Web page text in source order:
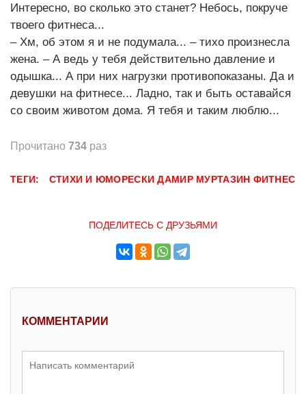
Интересно, во сколько это станет? Небось, покруче
твоего фитнеса...
– Хм, об этом я и не подумала... – тихо произнесла
жена. – А ведь у тебя действительно давление и
одышка... А при них нагрузки противопоказаны. Да и
девушки на фитнесе... Ладно, так и быть оставайся
со своим животом дома. Я тебя и таким люблю...
Прочитано 734 раз
ТЕГИ: СТИХИ И ЮМОРЕСКИ ДАМИР МУРТАЗИН ФИТНЕС
ПОДЕЛИТЕСЬ С ДРУЗЬЯМИ
КОММЕНТАРИИ